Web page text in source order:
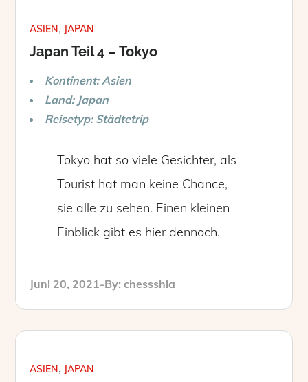
ASIEN JAPAN
Japan Teil 4 – Tokyo
Kontinent: Asien
Land: Japan
Reisetyp: Städtetrip
Tokyo hat so viele Gesichter, als
Tourist hat man keine Chance,
sie alle zu sehen. Einen kleinen
Einblick gibt es hier dennoch.
Posted
Juni 20, 2021 By:chessshia
ASIEN JAPAN